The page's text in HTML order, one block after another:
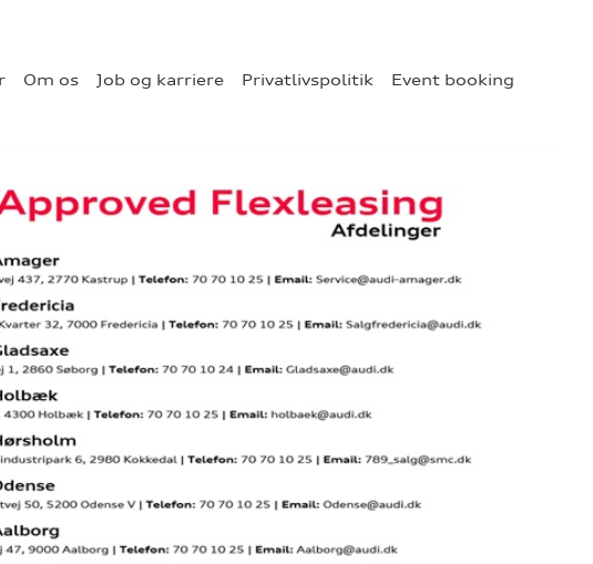
Om os Job og karriere Privatlivspolitik Event booking